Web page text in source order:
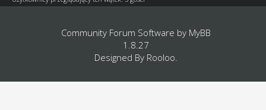
Community Forum Software by MyBB
1.8.27
Designed By Rooloo.